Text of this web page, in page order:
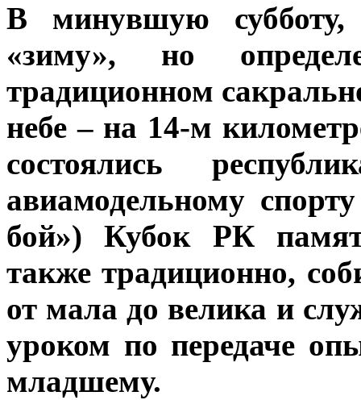
В минувшую субботу,
«зиму», но
традиционном
небе – на 14-м
состоялись
авиамодельному
бой») Кубок РК
также традиционно,
от мала до велика и
уроком по передаче
младшему.